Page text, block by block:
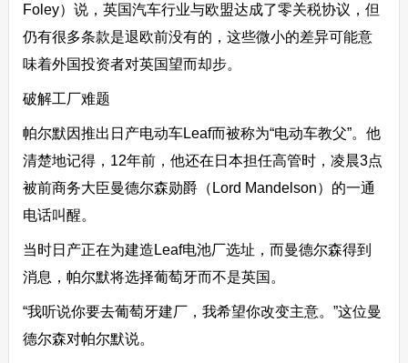
Foley）说，英国汽车行业与欧盟达成了零关税协议，但
仍有很多条款是退欧前没有的，这些微小的差异可能意
味着外国投资者对英国望而却步。
破解工厂难题
帕尔默因推出日产电动车Leaf而被称为“电动车教父”。他
清楚地记得，12年前，他还在日本担任高管时，凌晨3点
被前商务大臣曼德尔森勋爵（Lord Mandelson）的一通
电话叫醒。
当时日产正在为建造Leaf电池厂选址，而曼德尔森得到
消息，帕尔默将选择葡萄牙而不是英国。
“我听说你要去葡萄牙建厂，我希望你改变主意。”这位曼
德尔森对帕尔默说。